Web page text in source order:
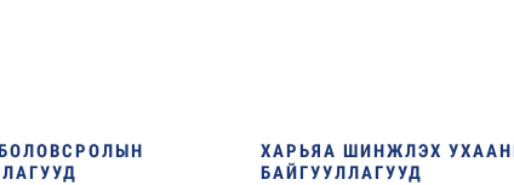
ХАРЬЯА ШИНЖЛЭХ
БАЙГУУЛЛАГУУД